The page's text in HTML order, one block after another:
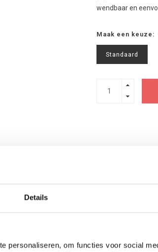
Details
personaliseren, om functies voor social
wendbaar en
Maak een keuze:
Standaard